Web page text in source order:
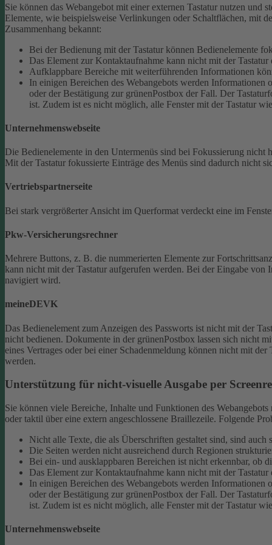
Sie können das Webangebot mit einer externen Tastatur nutzen
Elemente, wie beispielsweise Verlinkungen oder Schaltflächen, mit
Zusammenhang bekannt:
Bei der Bedienung mit der Tastatur können Bedienelemente
Das Element zur Kontaktaufnahme kann nicht mit der Tastatur
Aufklappbare Bereiche mit weiterführenden Informationen
In einigen Bereichen des Webangebots werden
oder der Bestätigung zur grünenPostbox der Fall. Der
ist. Zudem ist es nicht möglich, alle Fenster mit der Tastatur
Unternehmenswebseite
Die Bedienelemente in den Untermenüs sind bei Fokussierung nicht
Mit der Tastatur fokussierte Einträge des Menüs sind dadurch nicht
Vertriebspartnerseite
Bei stark vergrößerter Ansicht im Querformat verdeckt eine im
Pkw-Versicherungsrechner
Mehrere Buttons, z. B. die nummerierten Elemente zur
kann nicht mit der Tastatur aufgerufen werden. Bei der Eingabe von
navigiert wird.
meineDEVK
Das Bedienelement zum Anzeigen des Passworts ist nicht mit der
nicht bedienen. Dokumente in der grünenPostbox lassen sich nicht
eines Vertrages oder bei einer Schadenmeldung können nicht mit der
werden.
Unterstützung für nicht-visuelle Ausgabe per
Sie können viele Bereiche, Inhalte und Funktionen des
oder taktil über eine extern angeschlossene Braillezeile. Folgende
Nicht alle Texte, die als Überschriften gestaltet sind, sind
Die Seiten werden nicht ausreichend durch Regionen
Bei ein- und ausklappbaren Bereichen ist nicht erkennbar, ob
Das Element zur Kontaktaufnahme kann nicht mit der Tastatur
In einigen Bereichen des Webangebots werden
oder der Bestätigung zur grünenPostbox der Fall. Der
ist. Zudem ist es nicht möglich, alle Fenster mit der Tastatur
Unternehmenswebseite